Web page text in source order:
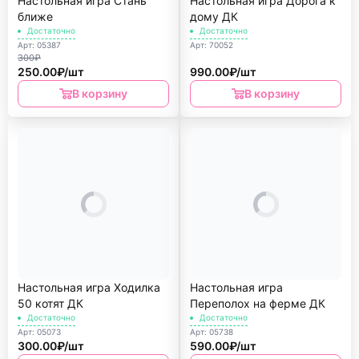
ближе
Достаточно
Арт: 05387
300₽
250.00₽/шт
В корзину
дому ДК
Достаточно
Арт: 70052
990.00₽/шт
В корзину
Настольная игра Ходилка
50 котят ДК
Достаточно
Арт: 05073
300.00₽/шт
Настольная игра
Переполох на ферме ДК
Достаточно
Арт: 05738
590.00₽/шт